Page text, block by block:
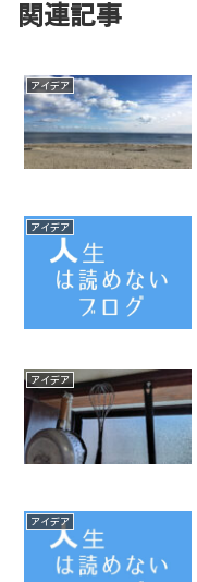
関連記事
アイデア
アイデア
アイデア
アイデア